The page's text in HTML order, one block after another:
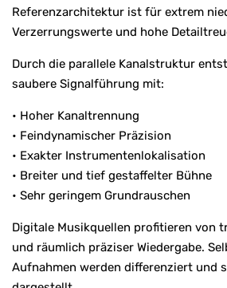
Referenzarchitektur ist für extrem
Verzerrungswerte und hohe
Durch die parallele Kanalstruktur
saubere Signalführung mit:
• Hoher Kanaltrennung
• Feindynamischer Präzision
• Exakter Instrumentenlokalisation
• Breiter und tief gestaffelter Bühne
• Sehr geringem Grundrauschen
Digitale Musikquellen profitieren von
und räumlich präziser Wiedergabe.
Aufnahmen werden differenziert und